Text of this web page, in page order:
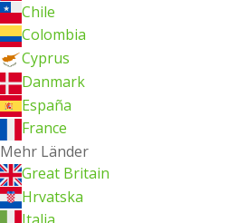
Chile
Colombia
Cyprus
Danmark
España
France
Mehr Länder
Great Britain
Hrvatska